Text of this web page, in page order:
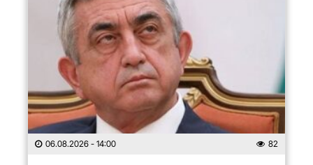
06.08.2026 - 14:00 82